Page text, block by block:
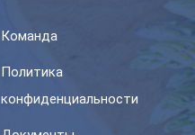
Команда
Политика
конфиденциальности